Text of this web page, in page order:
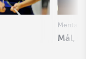
Mentalt
Mål,